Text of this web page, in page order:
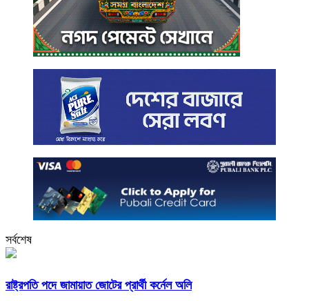
সর্বশেষ
রাষ্ট্রপতি পদে জামায়াত জোটের প্রার্থী কর্নেল অলি